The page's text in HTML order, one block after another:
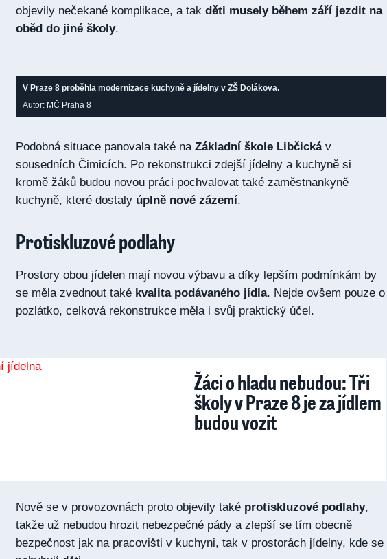
objevily nečekané komplikace, a tak děti musely během září jezdit na
oběd do jiné školy.
V Praze 8 proběhla modernizace kuchyně a jídelny v ZŠ Dolákova.
Autor: MČ Praha 8
Podobná situace panovala také na Základní škole Libčickáv
sousedních Čimicích. Po rekonstrukci zdejší jídelny a kuchyně si
kromě žáků budou novou práci pochvalovat také zaměstnankyně
kuchyně, které dostaly úplně nové zázemí.
Protiskluzové podlahy
Prostory obou jídelen mají novou výbavu a díky lepším podmínkám by
se měla zvednout také kvalita podávaného jídla. Nejde ovšem pouze o
pozlátko, celková rekonstrukce měla i svůj praktický účel.
Žáci o hladu nebudou: Tři
školy v Praze 8 je za jídlem
budou vozit
Nově se v provozovnách proto objevily také protiskluzové podlahy,
takže už nebudou hrozit nebezpečné pády a zlepší se tím obecně
bezpečnost jak na pracovišti v kuchyni, tak v prostorách jídelny, kde se